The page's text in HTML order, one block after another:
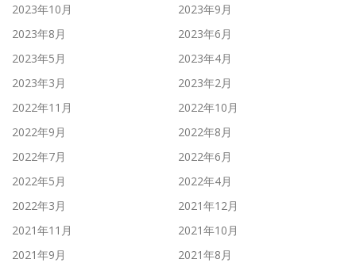
2023年10月
2023年9月
2023年8月
2023年6月
2023年5月
2023年4月
2023年3月
2023年2月
2022年11月
2022年10月
2022年9月
2022年8月
2022年7月
2022年6月
2022年5月
2022年4月
2022年3月
2021年12月
2021年11月
2021年10月
2021年9月
2021年8月